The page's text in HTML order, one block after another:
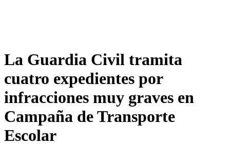
La Guardia Civil tramita
cuatro expedientes por
infracciones muy graves en
Campaña de Transporte
Escolar